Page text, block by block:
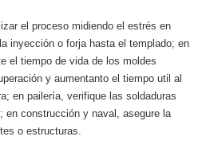
el proceso midiendo el estrés en
inyección o forja hasta el templado; en
el tiempo de vida de los moldes
y aumentanto el tiempo util al
en pailería, verifique las soldaduras
en construcción y naval, asegure la
o estructuras.